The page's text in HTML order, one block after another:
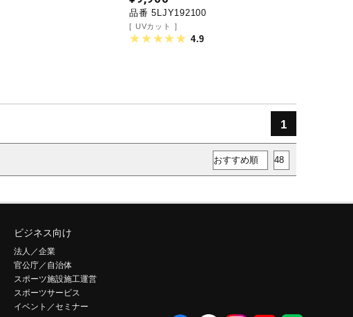
品番 5LJY192100
UVカット
4.9
1
ビジネス向け
法人／企業
官公庁／自治体
スポーツ施設施工運営
スポーツサービス
イベント／セミナー